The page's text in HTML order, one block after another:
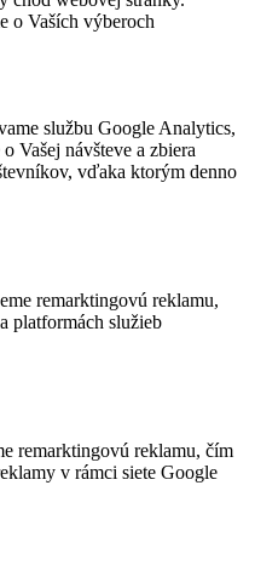
o Vaších výberoch
službu Google Analytics,
Vašej návšteve a zbiera
vďaka ktorým denno
remarktingovú reklamu,
platformách služieb
remarktingovú reklamu, čím
v rámci siete Google